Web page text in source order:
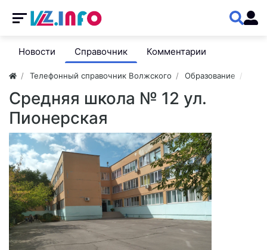
Новости Справочник Комментарии
Телефонный справочник Волжского Образование
Средняя школа № 12 ул.
Пионерская